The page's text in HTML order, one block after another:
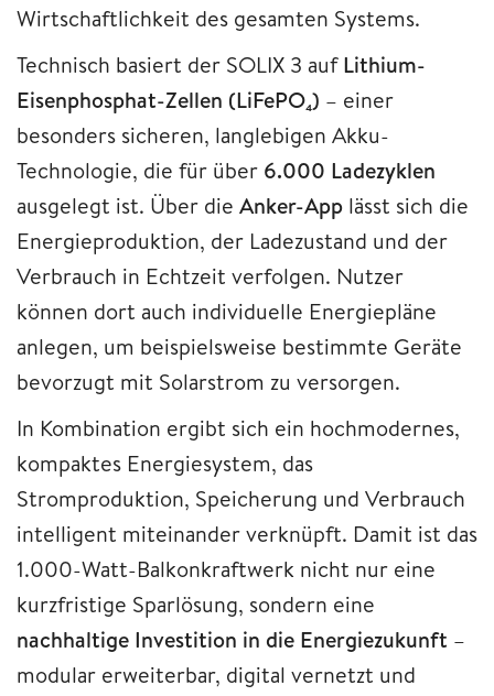
Wirtschaftlichkeit des gesamten Systems.
Technisch basiert der SOLIX 3 aufLithium-
Eisenphosphat-Zellen (LiFePO₄) – einer
besonders sicheren, langlebigen Akku-
Technologie, die für über 6.000 Ladezyklen
ausgelegt ist. Über die Anker-App lässt sich die
Energieproduktion, der Ladezustand und der
Verbrauch in Echtzeit verfolgen. Nutzer
können dort auch individuelle Energiepläne
anlegen, um beispielsweise bestimmte Geräte
bevorzugt mit Solarstrom zu versorgen.
In Kombination ergibt sich ein hochmodernes,
kompaktes Energiesystem, das
Stromproduktion, Speicherung und Verbrauch
intelligent miteinander verknüpft. Damit ist das
1.000-Watt-Balkonkraftwerk nicht nur eine
kurzfristige Sparlösung, sondern eine
nachhaltige Investition in die Energiezukunft –
modular erweiterbar, digital vernetzt und